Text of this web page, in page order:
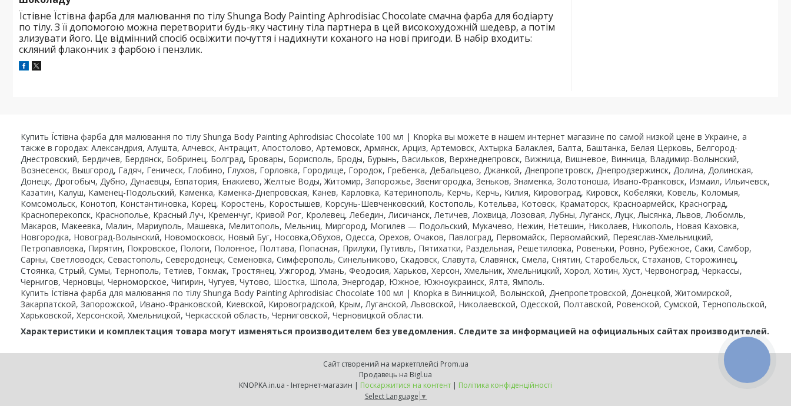
Їстівне Їстівна фарба для малювання по тілу Shunga Body Painting Aphrodisiac Chocolate смачна фарба для бодіарту
по тілу. З її допомогою можна перетворити будь-яку частину тіла партнера в цей високохудожній шедевр, а потім
злизувати його. Це відмінний спосіб освіжити почуття і надихнути коханого на нові пригоди. В набір входить:
скляний флакончик з фарбою і пензлик.
Купить Їстівна фарба для малювання по тілу Shunga Body Painting Aphrodisiac Chocolate 100 мл | Knopka вы можете в нашем интернет магазине по самой низкой цене в Украине, а
также в городах: Александрия, Алушта, Алчевск, Антрацит, Апостолово, Артемовск, Армянск, Арциз, Артемовск, Ахтырка Балаклея, Балта, Баштанка, Белая Церковь, Белгород-
Днестровский, Бердичев, Бердянск, Бобринец, Болград, Бровары, Борисполь, Броды, Бурынь, Васильков, Верхнеднепровск, Вижница, Вишневое, Винница, Владимир-Волынский,
Вознесенск, Вышгород, Гадяч, Геническ, Глобино, Глухов, Горловка, Городище, Городок, Гребенка, Дебальцево, Джанкой, Днепропетровск, Днепродзержинск, Долина, Долинская,
Донецк, Дрогобыч, Дубно, Дунаевцы, Евпатория, Енакиево, Желтые Воды, Житомир, Запорожье, Звенигородка, Зеньков, Знаменка, Золотоноша, Ивано-Франковск, Измаил, Ильичевск,
Казатин, Калуш, Каменец-Подольский, Каменка, Каменка-Днепровская, Канев, Карловка, Катеринополь, Керчь, Керчь, Килия, Кировоград, Кировск, Кобеляки, Ковель, Коломыя,
Комсомольск, Конотоп, Константиновка, Корец, Коростень, Коростышев, Корсунь-Шевченковский, Костополь, Котельва, Котовск, Краматорск, Красноармейск, Красноград,
Красноперекопск, Краснополье, Красный Луч, Кременчуг, Кривой Рог, Кролевец, Лебедин, Лисичанск, Летичев, Лохвица, Лозовая, Лубны, Луганск, Луцк, Лысянка, Львов, Любомль,
Макаров, Макеевка, Малин, Мариуполь, Машевка, Мелитополь, Мельниц, Миргород, Могилев — Подольский, Мукачево, Нежин, Нетешин, Николаев, Никополь, Новая Каховка,
Новгородка, Новоград-Волынский, Новомосковск, Новый Буг, Носовка,Обухов, Одесса, Орехов, Очаков, Павлоград, Первомайск, Первомайский, Переяслав-Хмельницкий,
Петропавловка, Пирятин, Покровское, Пологи, Полонное, Полтава, Попасная, Прилуки, Путивль, Пятихатки, Раздельная, Решетиловка, Ровеньки, Ровно, Рубежное, Саки, Самбор,
Сарны, Светловодск, Севастополь, Северодонецк, Семеновка, Симферополь, Синельниково, Скадовск, Славута, Славянск, Смела, Снятин, Старобельск, Стаханов, Сторожинец,
Стоянка, Стрый, Сумы, Тернополь, Тетиев, Токмак, Тростянец, Ужгород, Умань, Феодосия, Харьков, Херсон, Хмельник, Хмельницкий, Хорол, Хотин, Хуст, Червоноград, Черкассы,
Чернигов, Черновцы, Черноморское, Чигирин, Чугуев, Чутово, Шостка, Шпола, Энергодар, Южное, Южноукраинск, Ялта, Ямполь.
Купить Їстівна фарба для малювання по тілу Shunga Body Painting Aphrodisiac Chocolate 100 мл | Knopka в Винницкой, Волынской, Днепропетровской, Донецкой, Житомирской,
Закарпатской, Запорожской, Ивано-Франковской, Киевской, Кировоградской, Крым, Луганской, Львовской, Николаевской, Одесской, Полтавской, Ровенской, Сумской, Тернопольской,
Харьковской, Херсонской, Хмельницкой, Черкасской область, Черниговской, Черновицкой области.
Характеристики и комплектация товара могут изменяться производителем без уведомления. Следите за информацией на официальных сайтах производителей.
Сайт створений на маркетплейсі Prom.ua
Продавець на Bigl.ua
KNOPKA.in.ua - Інтернет-магазин | Поскаржитися на контент | Політика конфіденційності
Select Language ▼